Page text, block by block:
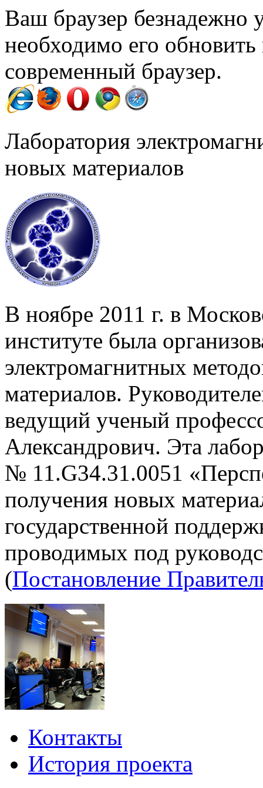
Ваш браузер безнадежно
необходимо его
современный браузер.
Лаборатория
новых материалов
В ноябре 2011 г. в
институте была
электромагнитных
материалов.
ведущий ученый
Александрович. Эта
№ 11.G34.31.0051
получения новых
государственной
проводимых под
(Постановление
Контакты
История проекта